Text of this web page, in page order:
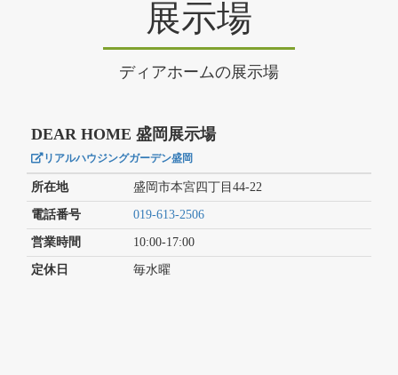
展示場
ディアホームの展示場
DEAR HOME 盛岡展示場
リアルハウジングガーデン盛岡
所在地 盛岡市本宮四丁目44-22
電話番号 019-613-2506
営業時間 10:00-17:00
定休日 毎水曜